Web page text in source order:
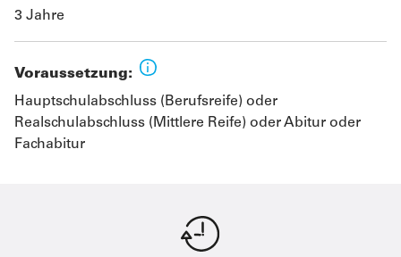
3 Jahre
Voraussetzung:
Hauptschulabschluss (Berufsreife) oder
Realschulabschluss (Mittlere Reife) oder Abitur oder
Fachabitur